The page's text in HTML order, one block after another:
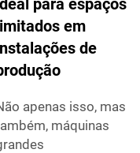
para espaços
em
de
apenas isso, mas
máquinas